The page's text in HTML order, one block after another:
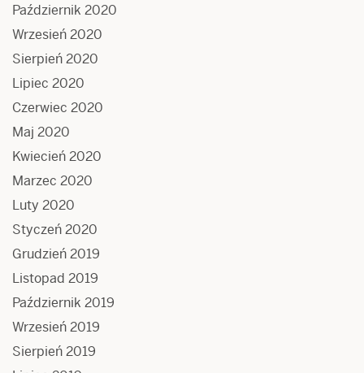
Październik 2020
Wrzesień 2020
Sierpień 2020
Lipiec 2020
Czerwiec 2020
Maj 2020
Kwiecień 2020
Marzec 2020
Luty 2020
Styczeń 2020
Grudzień 2019
Listopad 2019
Październik 2019
Wrzesień 2019
Sierpień 2019